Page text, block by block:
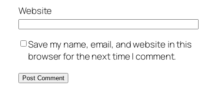
Website
Save my name, email, and website in this
browser for the next time I comment.